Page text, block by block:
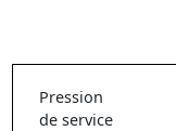
Pression
de service